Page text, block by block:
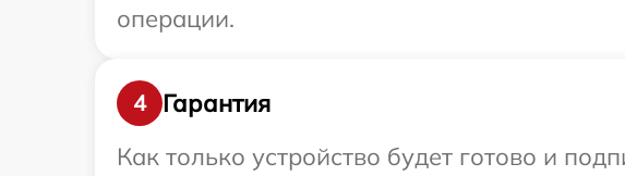
операции.
4
Гарантия
Как только устройство будет готово и